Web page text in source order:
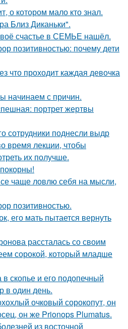
о котором мало кто знал.
Близ Диканьки".
счастье в СЕМЬЕ нашёл.
позитивностью: почему дети
что проходит каждая девочка
начинаем с причин.
портрет жертвы
сотрудники поднесли выдр
время лекции, чтобы
их получше.
чаще ловлю себя на мысли,
позитивностью.
его мать пытается вернуть
рассталась со своим
сорокой, который младше
скопье и его подопечный
в один день.
очковый сорокопут, он
он же Prionops Plumatus.
из восточной